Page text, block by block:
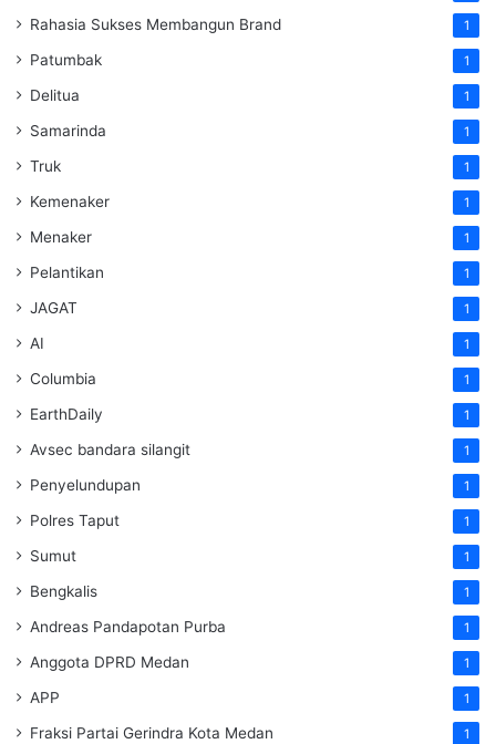
Rahasia Sukses Membangun Brand 1
Patumbak 1
Delitua 1
Samarinda 1
Truk 1
Kemenaker 1
Menaker 1
Pelantikan 1
JAGAT 1
AI 1
Columbia 1
EarthDaily 1
Avsec bandara silangit 1
Penyelundupan 1
Polres Taput 1
Sumut 1
Bengkalis 1
Andreas Pandapotan Purba 1
Anggota DPRD Medan 1
APP 1
Fraksi Partai Gerindra Kota Medan 1